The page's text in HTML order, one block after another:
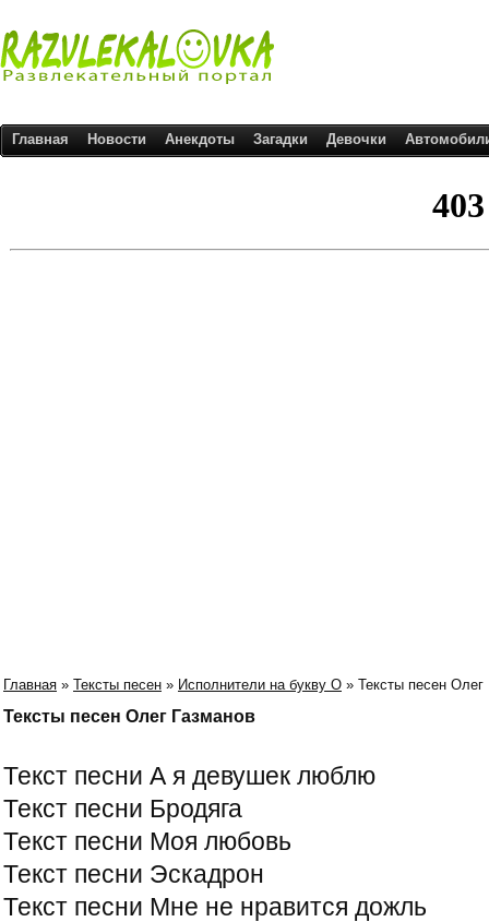
Главная Новости Анекдоты Загадки Девочки
Главная » Тексты песен » Исполнители на букву О » Тексты песен Олег
Тексты песен Олег Газманов
Текст песни А я девушек люблю
Текст песни Бродяга
Текст песни Моя любовь
Текст песни Эскадрон
Текст песни Мне не нравится дожль